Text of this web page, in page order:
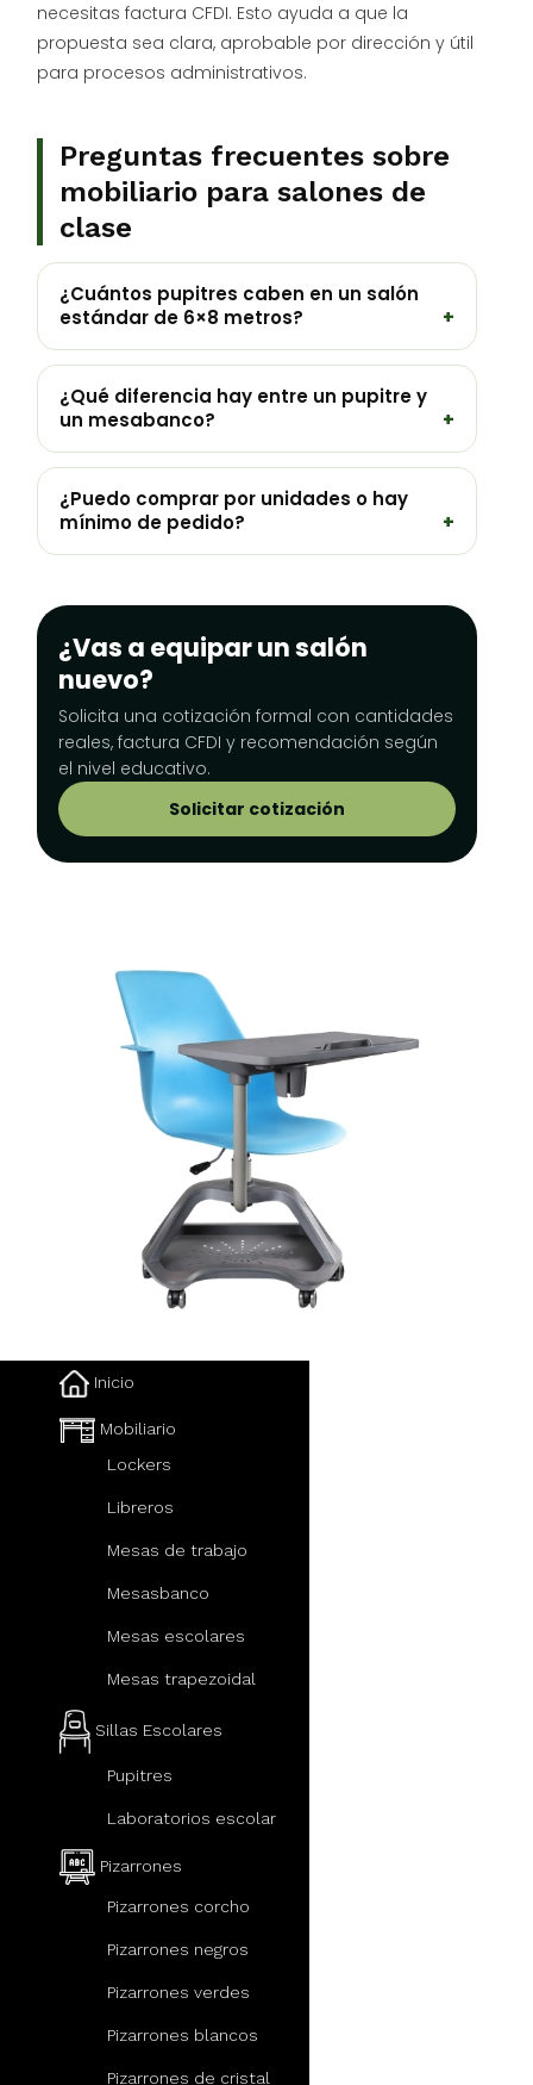
necesitas factura CFDI. Esto ayuda a que la
propuesta sea clara, aprobable por dirección y útil
para procesos administrativos.
Preguntas frecuentes sobre
mobiliario para salones de
clase
¿Cuántos pupitres caben en un salón
estándar de 6×8 metros?
¿Qué diferencia hay entre un pupitre y
un mesabanco?
¿Puedo comprar por unidades o hay
mínimo de pedido?
¿Vas a equipar un salón
nuevo?
Solicita una cotización formal con cantidades
reales, factura CFDI y recomendación según
el nivel educativo.
Solicitar cotización
Inicio
Mobiliario
Lockers
Libreros
Mesas de trabajo
Mesasbanco
Mesas escolares
Mesas trapezoidal
Sillas Escolares
Pupitres
Laboratorios escolar
Pizarrones
Pizarrones corcho
Pizarrones negros
Pizarrones verdes
Pizarrones blancos
Pizarrones de cristal